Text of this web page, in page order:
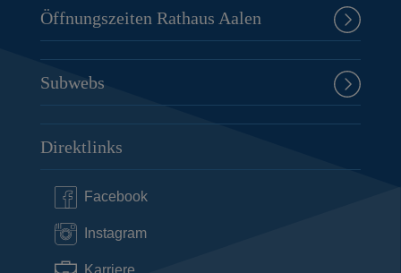
Öffnungszeiten Rathaus Aalen
Subwebs
Direktlinks
Facebook
Instagram